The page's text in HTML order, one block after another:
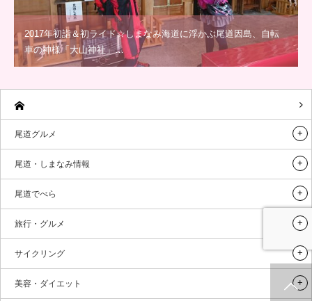
2017年初詣＆初ライド☆しまなみ海道に浮かぶ尾道因島、自転
車の神様「大山神社」…
尾道グルメ
尾道・しまなみ情報
尾道でべら
旅行・グルメ
サイクリング
美容・ダイエット
お問合せ